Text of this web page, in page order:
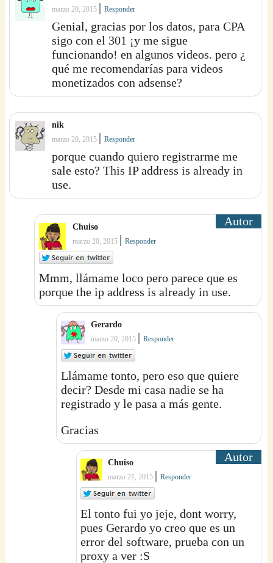
marzo 20, 2015 |Responder
Genial, gracias por los datos, para CPA
sigo con el 301 ¡y me sigue
funcionando! en algunos videos. pero ¿
qué me recomendarías para videos
monetizados con adsense?
nik
marzo 20, 2015 |Responder
porque cuando quiero registrarme me
sale esto? This IP address is already in
use.
Chuiso
marzo 20, 2015 |Responder
Mmm, llámame loco pero parece que es
porque the ip address is already in use.
Gerardo
marzo 20, 2015 |Responder
Llámame tonto, pero eso que quiere
decir? Desde mi casa nadie se ha
registrado y le pasa a más gente.
Gracias
Chuiso
marzo 21, 2015 | Responder
El tonto fui yo jeje, dont worry,
pues Gerardo yo creo que es un
error del software, prueba con un
proxy a ver :S